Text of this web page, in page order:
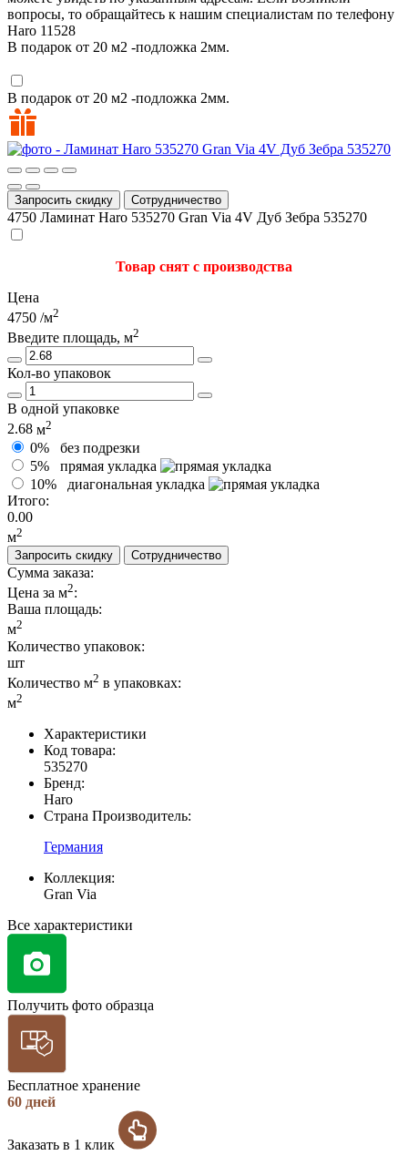
вопросы, то обращайтесь к нашим специалистам по телефону
Haro 11528
В подарок от 20 м2 -подложка 2мм.
В подарок от 20 м2 -подложка 2мм.
Запросить скидку Сотрудничество
4750 Ламинат Haro 535270 Gran Via 4V Дуб Зебра 535270
Товар снят с производства
Цена
4750 /м2
Введите площадь, м2
Кол-во упаковок
В одной упаковке
2.68 м2
0% без подрезки
5% прямая укладка
10% диагональная укладка
Итого:
0.00
м2
Запросить скидку
Сотрудничество
Сумма заказа:
Цена за м2:
Ваша площадь:
м2
Количество упаковок:
шт
Количество м2 в упаковках:
м2
Характеристики
Код товара:
535270
Бренд:
Haro
Страна Производитель:
Германия
Коллекция:
Gran Via
Все характеристики
Получить фото образца
Бесплатное хранение
60 дней
Заказать в 1 клик